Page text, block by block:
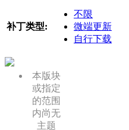
补丁类型:
不限
微端更新
自行下载
本版块
或指定
的范围
内尚无
主题